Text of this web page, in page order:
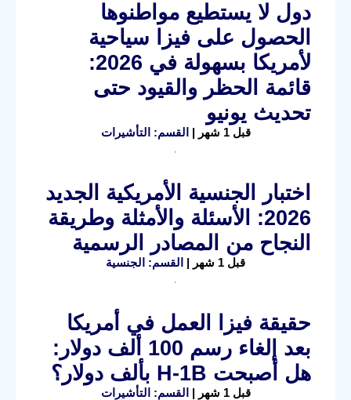
دول لا يستطيع مواطنوها
الحصول على فيزا سياحية
لأمريكا بسهولة في 2026:
قائمة الحظر والقيود حتى
تحديث يونيو
قبل 1 شهر | القسم: التأشيرات
اختبار الجنسية الأمريكية الجديد
2026: الأسئلة والأمثلة وطريقة
النجاح من المصادر الرسمية
قبل 1 شهر | القسم: الجنسية
حقيقة فيزا العمل في أمريكا
بعد إلغاء رسم 100 ألف دولار:
هل أصبحت H-1B بألف دولار؟
قبل 1 شهر | القسم: التأشيرات